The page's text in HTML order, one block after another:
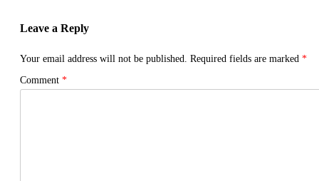
Leave a Reply
Your email address will not be published. Required fields are marked *
Comment *